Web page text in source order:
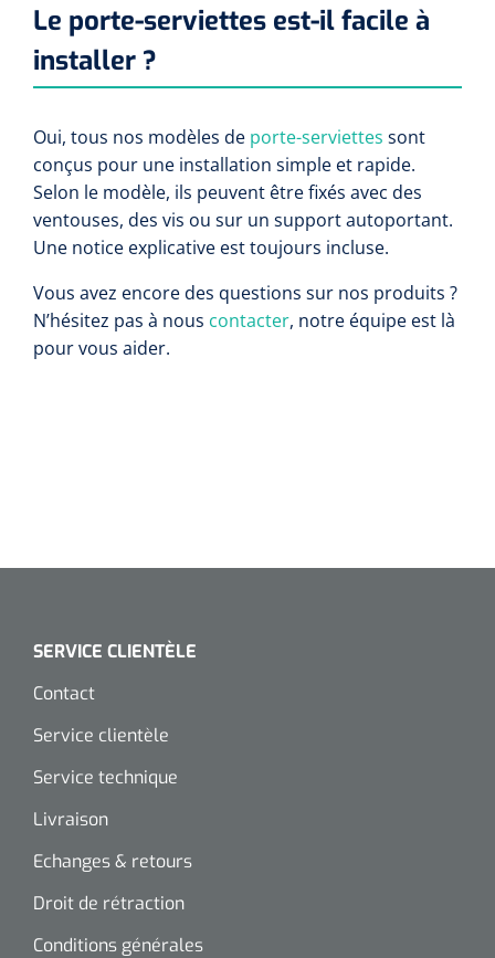
Le porte-serviettes est-il facile à
installer ?
Oui, tous nos modèles de porte-serviettes sont
conçus pour une installation simple et rapide.
Selon le modèle, ils peuvent être fixés avec des
ventouses, des vis ou sur un support autoportant.
Une notice explicative est toujours incluse.
Vous avez encore des questions sur nos produits ?
N’hésitez pas à nous contacter, notre équipe est là
pour vous aider.
SERVICE CLIENTÈLE
Contact
Service clientèle
Service technique
Livraison
Echanges & retours
Droit de rétraction
Conditions générales